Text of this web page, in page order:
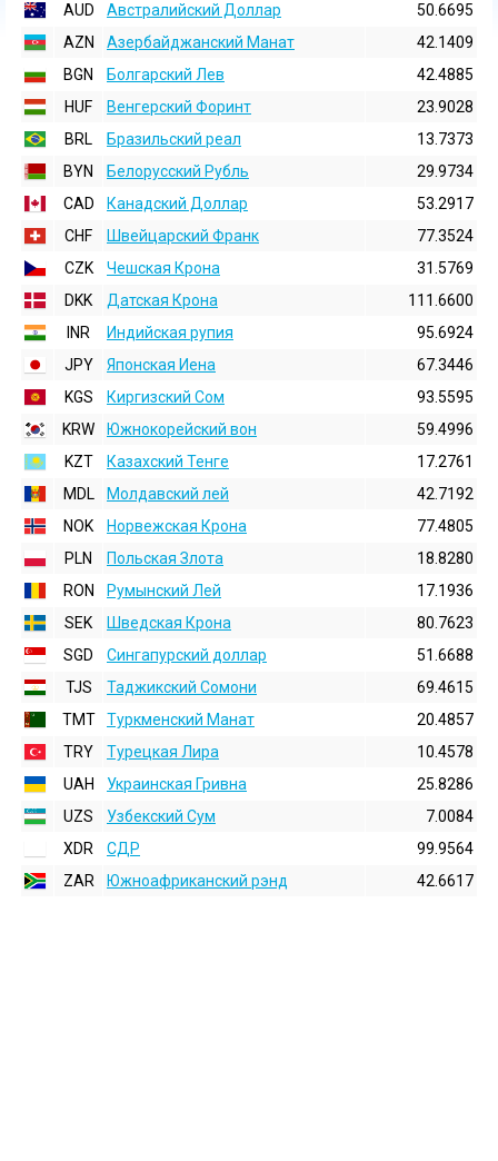
AUD
Австралийский Доллар
50.6695
AZN
Азербайджанский Манат
42.1409
BGN
Болгарский Лев
42.4885
HUF
Венгерский Форинт
23.9028
BRL
Бразильский реал
13.7373
BYN
Белорусский Рубль
29.9734
CAD
Канадский Доллар
53.2917
CHF
Швейцарский Франк
77.3524
CZK
Чешская Крона
31.5769
DKK
Датская Крона
111.6600
INR
Индийская pупия
95.6924
JPY
Японская Иена
67.3446
KGS
Киргизский Сом
93.5595
KRW
Южнокорейский вон
59.4996
KZT
Казахский Тенге
17.2761
MDL
Молдавский лей
42.7192
NOK
Норвежская Крона
77.4805
PLN
Польская Злота
18.8280
RON
Румынский Лей
17.1936
SEK
Шведская Крона
80.7623
SGD
Сингапурский доллар
51.6688
TJS
Таджикский Сомони
69.4615
TMT
Туркменский Манат
20.4857
TRY
Турецкая Лира
10.4578
UAH
Украинская Гривна
25.8286
UZS
Узбекский Сум
7.0084
XDR
СДР
99.9564
ZAR
Южноафриканский рэнд 42.6617